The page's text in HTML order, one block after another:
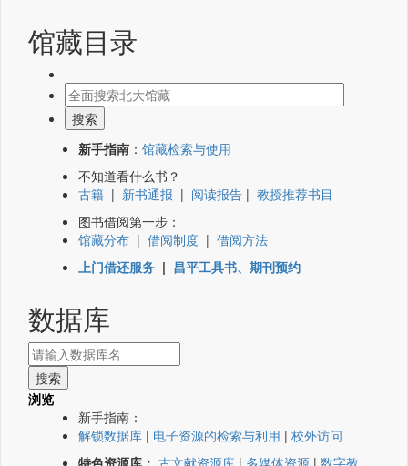
馆藏目录
新手指南 ： 馆藏检索与使用
不知道看什么书？
古籍 | 新书通报 | 阅读报告 | 教授推荐书目
图书借阅第一步：
馆藏分布 | 借阅制度 | 借阅方法
上门借还服务 | 昌平工具书、期刊预约
数据库
浏览
新手指南：
解锁数据库 | 电子资源的检索与利用 | 校外访问